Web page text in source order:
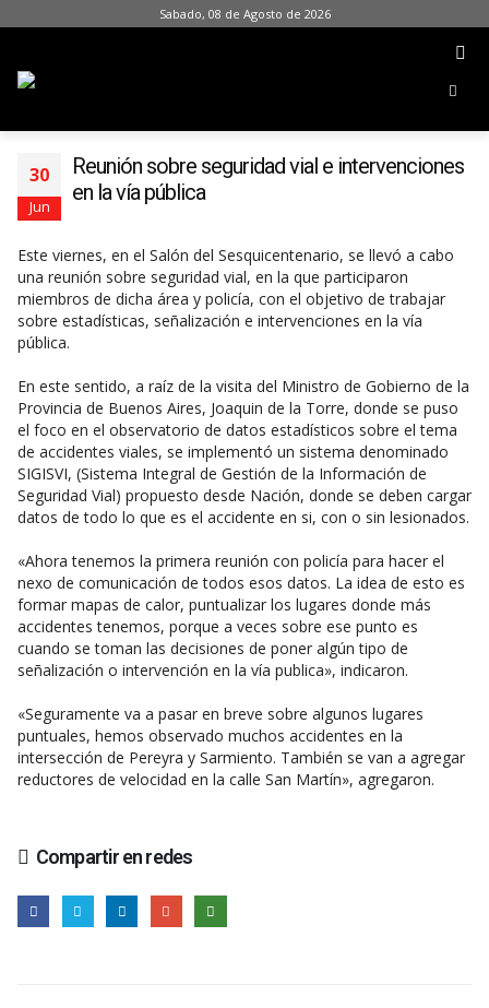
Sabado, 08 de Agosto de 2026
30
Jun
Reunión sobre seguridad vial e intervenciones
en la vía pública
Este viernes, en el Salón del Sesquicentenario, se llevó a cabo
una reunión sobre seguridad vial, en la que participaron
miembros de dicha área y policía, con el objetivo de trabajar
sobre estadísticas, señalización e intervenciones en la vía
pública.
En este sentido, a raíz de la visita del Ministro de Gobierno de la
Provincia de Buenos Aires, Joaquin de la Torre, donde se puso
el foco en el observatorio de datos estadísticos sobre el tema
de accidentes viales, se implementó un sistema denominado
SIGISVI, (Sistema Integral de Gestión de la Información de
Seguridad Vial) propuesto desde Nación, donde se deben cargar
datos de todo lo que es el accidente en si, con o sin lesionados.
«Ahora tenemos la primera reunión con policía para hacer el
nexo de comunicación de todos esos datos. La idea de esto es
formar mapas de calor, puntualizar los lugares donde más
accidentes tenemos, porque a veces sobre ese punto es
cuando se toman las decisiones de poner algún tipo de
señalización o intervención en la vía publica», indicaron.
«Seguramente va a pasar en breve sobre algunos lugares
puntuales, hemos observado muchos accidentes en la
intersección de Pereyra y Sarmiento. También se van a agregar
reductores de velocidad en la calle San Martín», agregaron.
Compartir en redes